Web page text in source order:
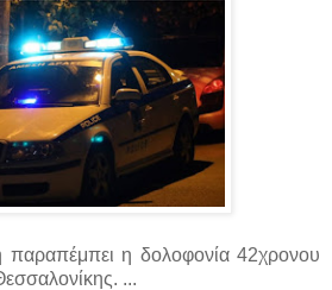
παραπέμπει η δολοφονία 42χρονου
...